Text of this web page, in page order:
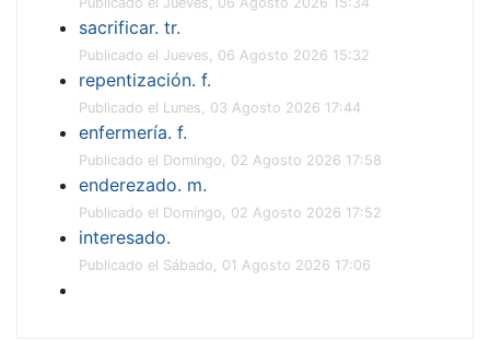
sacrificar. tr.
Publicado el Jueves, 06 Agosto 2026 15:32
repentización. f.
Publicado el Lunes, 03 Agosto 2026 17:44
enfermería. f.
Publicado el Domingo, 02 Agosto 2026 17:58
enderezado. m.
Publicado el Domingo, 02 Agosto 2026 17:52
interesado.
Publicado el Sábado, 01 Agosto 2026 17:06